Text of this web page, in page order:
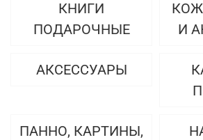
КНИГИ
ПОДАРОЧНЫЕ
И
АКСЕССУАРЫ
ПАННО, КАРТИНЫ,